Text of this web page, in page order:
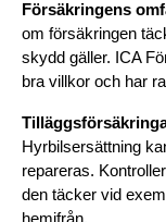
Försäkringens
om försäkringen
skydd gäller. ICA
bra villkor och har
Hyrbilsersättning
repareras.
den täcker vid